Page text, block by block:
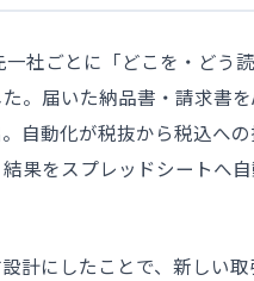
社ごとに「どこを・どう
。届いた納品書・請求書
自動化が税抜から税込へ
果をスプレッドシートへ
計にしたことで、新しい